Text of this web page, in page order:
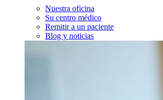
Nuestra oficina
Su centro médico
Remitir a un paciente
Blog y noticias